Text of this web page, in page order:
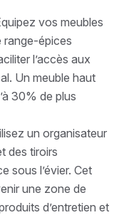
vos meubles
range-épices
l’accès aux
Un meuble haut
30% de plus
un organisateur
des tiroirs
sous l’évier. Cet
une zone de
d’entretien et